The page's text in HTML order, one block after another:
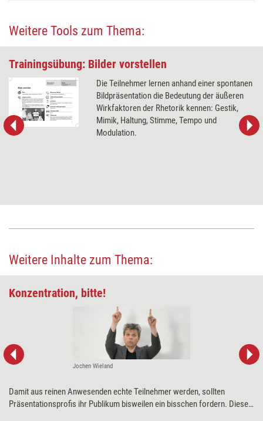
Weitere Tools zum Thema:
Trainingsübung: Bilder vorstellen
Die Teilnehmer lernen anhand einer spontanen
Bildpräsentation die Bedeutung der äußeren
Wirkfaktoren der Rhetorik kennen: Gestik,
Mimik, Haltung, Stimme, Tempo und
Modulation.
Weitere Inhalte zum Thema:
Konzentration, bitte!
Jochen Wieland
Damit aus reinen Anwesenden echte Teilnehmer werden, sollten
Präsentationsprofis ihr Publikum bisweilen ein bisschen fordern. Diese